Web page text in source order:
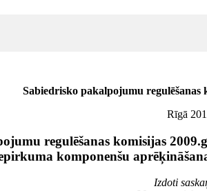
Sabiedrisko pakalpojumu regulēšanas
Rīgā
regulēšanas komisijas
komponenšu
Izdoti